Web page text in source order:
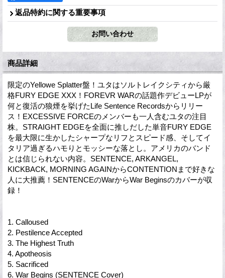
返品特約に関する重要事項
商品詳細
限定のYellowe Splatter盤！ユタはソルトレイクシティから厳
格FURY EDGE XXX！FOREVR WARの話題作デビューLPが
何と復活の狼煙を挙げたLife Sentence Recordsからリリー
ス！EXCESSIVE FORCEのメンバーも一人含むユタの注目
株。STRAIGHT EDGEを全面に推しだした単音FURY EDGE
を最大限に生かしたシャープなリフとスピード感、そしてイ
タリア過ぎるハモりとモッシーな落とし。アメリカのバンド
とは信じられない内容。SENTENCE, ARKANGEL,
KICKBACK, MORNING AGAINからCONTENTIONまで好きな
人に大推薦！SENTENCEのWarからWar Beginsのカバーが収
録！
1. Calloused
2. Pestilence Accepted
3. The Highest Truth
4. Apotheosis
5. Sacrificed
6. War Begins (SENTENCE Cover)